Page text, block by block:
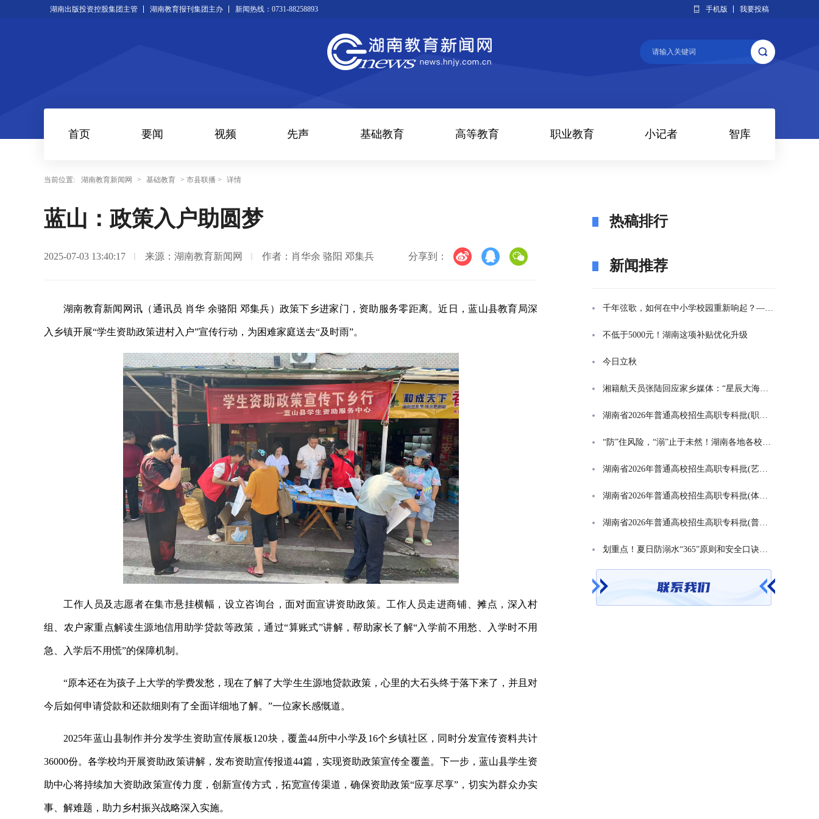
湖南出版投资控股集团主管 湖南教育报刊集团主办 新闻热线：0731-88258893 手机版 我要投稿
首页 要闻 视频 先声 基础教育 高等教育 职业教育 小记者 智库
当前位置: 湖南教育新闻网 > 基础教育 > 市县联播 > 详情
蓝山：政策入户助圆梦
2025-07-03 13:40:17 来源：湖南教育新闻网 作者：肖华余 骆阳 邓集兵 分享到：
湖南教育新闻网讯（通讯员 肖华 余骆阳 邓集兵）政策下乡进家门，资助服务零距离。近日，蓝山县教育局深
入乡镇开展“学生资助政策进村入户”宣传行动，为困难家庭送去“及时雨”。
工作人员及志愿者在集市悬挂横幅，设立咨询台，面对面宣讲资助政策。工作人员走进商铺、摊点，深入村
组、农户家重点解读生源地信用助学贷款等政策，通过“算账式”讲解，帮助家长了解“入学前不用愁、入学时不用
急、入学后不用慌”的保障机制。
“原本还在为孩子上大学的学费发愁，现在了解了大学生生源地贷款政策，心里的大石头终于落下来了，并且对
今后如何申请贷款和还款细则有了全面详细地了解。”一位家长感慨道。
2025年蓝山县制作并分发学生资助宣传展板120块，覆盖44所中小学及16个乡镇社区，同时分发宣传资料共计
36000份。各学校均开展资助政策讲解，发布资助宣传报道44篇，实现资助政策宣传全覆盖。下一步，蓝山县学生资
助中心将持续加大资助政策宣传力度，创新宣传方式，拓宽宣传渠道，确保资助政策“应享尽享”，切实为群众办实
事、解难题，助力乡村振兴战略深入实施。
热稿排行
新闻推荐
千年弦歌，如何在中小学校园重新响起？——湖南首届中小学书院制建设研讨会观察
不低于5000元！湖南这项补贴优化升级
今日立秋
湘籍航天员张陆回应家乡媒体：“星辰大海是一群人的长征”
湖南省2026年普通高校招生高职专科批(职高对口类)第一次投档分数线
“防”住风险，“溺”止于未然！湖南各地各校打响防溺水“保卫战”
湖南省2026年普通高校招生高职专科批(艺术类)第一次投档分数线
湖南省2026年普通高校招生高职专科批(体育类)第一次投档分数线
湖南省2026年普通高校招生高职专科批(普通类)第一次投档分数线
划重点！夏日防溺水“365”原则和安全口诀一起学